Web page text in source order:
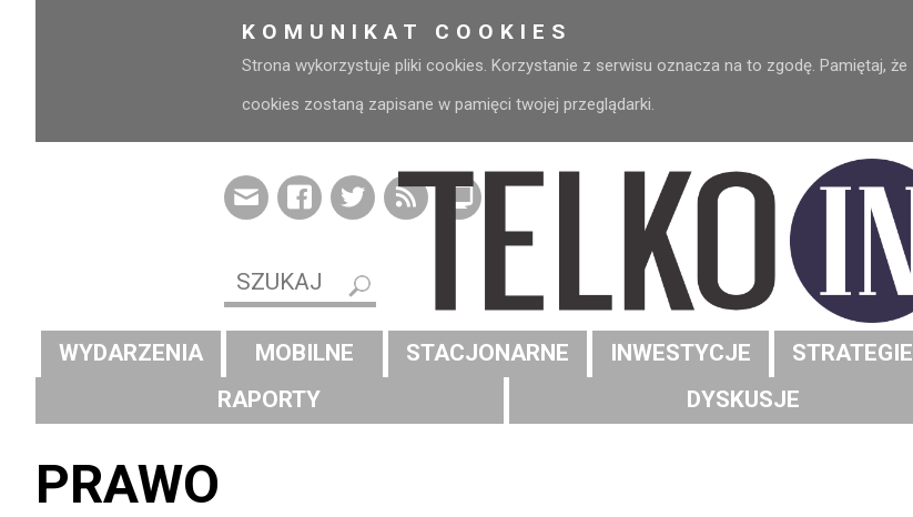
KOMUNIKAT COOKIES
Strona wykorzystuje pliki cookies. Korzystanie z serwisu oznacza na to zgodę. Pamiętaj, że
cookies zostaną zapisane w pamięci twojej przeglądarki.
WYDARZENIA MOBILNE STACJONARNE INWESTYCJE STRATEGIE
RAPORTY
DYSKUSJE
PRAWO